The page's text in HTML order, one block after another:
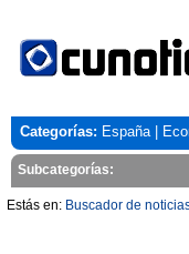
Categorías: España|
Subcategorías:
Estás en: Buscador de